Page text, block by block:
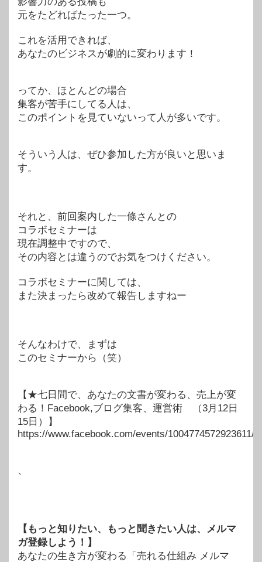
元をたどればたった一つ。
これを活用できれば、
あなたのビジネスが劇的に変わります！
ってか、ほとんどの場合
集客が苦手にしてる人は、
このポイントを見ていないって人が多いです。
そういう人は、ぜひ参加した方が良いと思いま
す。
それと、前回案内した一條さんとの
コラボセミナーは
現在調整中ですので、
その内容とは違うのでお気をつけください。
コラボセミナーに関しては、
また決まったら改めて報告しますねー
そんなわけで、まずは
このセミナーから（笑）
【★七日間で、あなたの文書が変わる、売上が変
わる！Facebook,ブログ集客、運営術 （3月12日
15日）】
https://www.facebook.com/events/1004774572923611/
、
【もっと知りたい、もっと聞きたい人は、メルマ
ガ登録しよう！】
あなたの生き方が変わる「売れる仕組み メルマ